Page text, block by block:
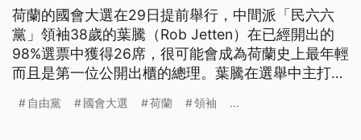
荷蘭的國會大選在29日提前舉行，中間派「民六六
黨」領袖38歲的葉騰（Rob Jetten）在已經開出的
98%選票中獲得26席，很可能會成為荷蘭史上最年輕
而且是第一位公開出櫃的總理。葉騰在選舉中主打荷
自由黨 國會大選 荷蘭 領袖 ...